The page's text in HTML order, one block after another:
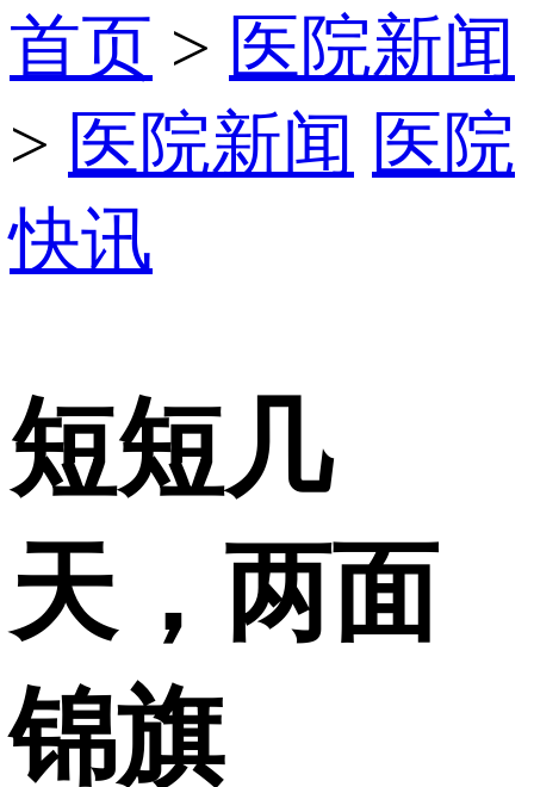
首页 > 医院新闻
> 医院新闻 医院
快讯
短短几
天，两面
锦旗